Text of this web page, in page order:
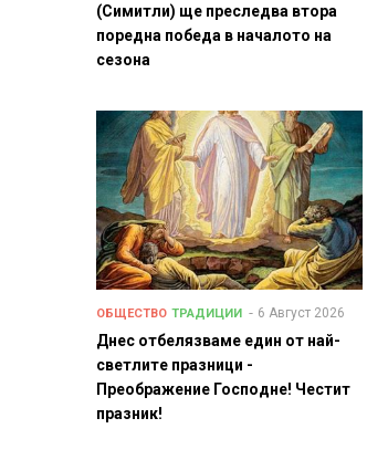
(Симитли) ще преследва втора
поредна победа в началото на
сезона
ОБЩЕСТВО ТРАДИЦИИ 6 Август 2026
Днес отбелязваме един от най-
светлите празници -
Преображение Господне! Честит
празник!